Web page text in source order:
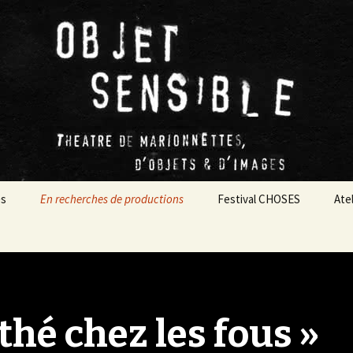
En recherches de productions Festival CHOSES
Éditions précédentes
chez les fous »